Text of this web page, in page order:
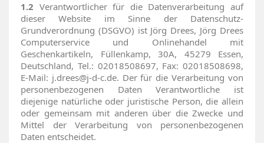
1.2 Verantwortlicher für die Datenverarbeitung auf
dieser Website im Sinne der Datenschutz-
Grundverordnung (DSGVO) ist Jörg Drees, Jörg Drees
Computerservice und Onlinehandel mit
Geschenkartikeln, Füllenkamp, 30A, 45279 Essen,
Deutschland, Tel.: 02018508697, Fax: 02018508698,
E-Mail: j.drees@j-d-c.de. Der für die Verarbeitung von
personenbezogenen Daten Verantwortliche ist
diejenige natürliche oder juristische Person, die allein
oder gemeinsam mit anderen über die Zwecke und
Mittel der Verarbeitung von personenbezogenen
Daten entscheidet.